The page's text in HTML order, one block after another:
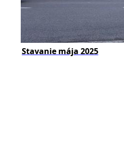
Stavanie mája 2025